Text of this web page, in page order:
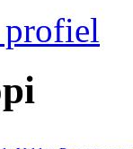
profiel